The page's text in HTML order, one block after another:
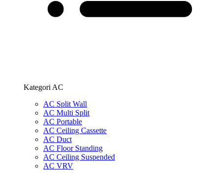
Kategori AC
AC Split Wall
AC Multi Split
AC Portable
AC Ceiling Cassette
AC Duct
AC Floor Standing
AC Ceiling Suspended
AC VRV